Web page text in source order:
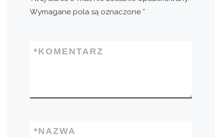
Wymagane pola są oznaczone *
KOMENTARZ
*
NAZWA
*